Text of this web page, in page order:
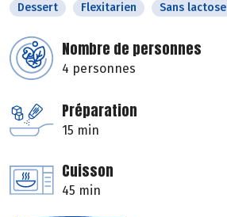
Dessert Flexitarien Sans lactose
Nombre de personnes
4 personnes
Préparation
15 min
Cuisson
45 min